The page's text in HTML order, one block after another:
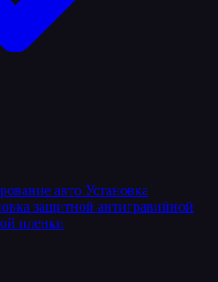
авто Установка
защитной антигравийной
пленки